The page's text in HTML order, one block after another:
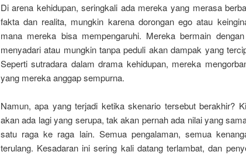
Di arena kehidupan, seringkali ada mereka yang merasa
fakta dan realita, mungkin karena dorongan ego atau
mana mereka bisa mempengaruhi. Mereka bermain
menyadari atau mungkin tanpa peduli akan dampak yang
Seperti sutradara dalam drama kehidupan, mereka
yang mereka anggap sempurna.
Namun, apa yang terjadi ketika skenario tersebut berakhir?
akan ada lagi yang serupa, tak akan pernah ada nilai yang
satu raga ke raga lain. Semua pengalaman, semua
terulang. Kesadaran ini sering kali datang terlambat, dan